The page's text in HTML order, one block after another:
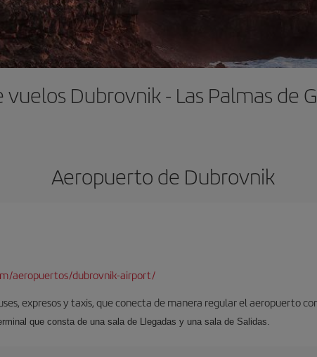
Dubrovnik - Las Palmas de
Aeropuerto de Dubrovnik
aeropuertos/dubrovnik-airport/
expresos y taxis, que conecta de manera regular el aeropuerto
que consta de una sala de Llegadas y una sala de Salidas.